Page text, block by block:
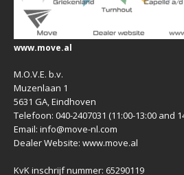
www.move.al
M.O.V.E. b.v.
Muzenlaan 1
5631 GA, Eindhoven
Telefoon: 040-2407031 (11:00-13:00 and
Email: info@move-nl.com
Dealer Website: www.move.al
KvK inschrijf nummer: 65290119